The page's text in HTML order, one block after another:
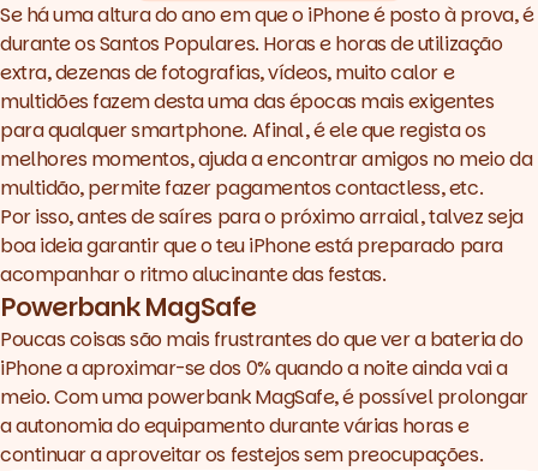
Se há uma altura do ano em que o iPhone é posto à prova, é
durante os Santos Populares. Horas e horas de utilização
extra, dezenas de fotografias, vídeos, muito calor e
multidões fazem desta uma das épocas mais exigentes
para qualquer smartphone. Afinal, é ele que regista os
melhores momentos, ajuda a encontrar amigos no meio da
multidão, permite fazer pagamentos contactless, etc.
Por isso, antes de saíres para o próximo arraial, talvez seja
boa ideia garantir que o teu iPhone está preparado para
acompanhar o ritmo alucinante das festas.
Powerbank MagSafe
Poucas coisas são mais frustrantes do que ver a bateria do
iPhone a aproximar-se dos 0% quando a noite ainda vai a
meio. Com umapowerbank MagSafe, é possível prolongar
a autonomia do equipamento durante várias horas e
continuar a aproveitar os festejos sem preocupações.